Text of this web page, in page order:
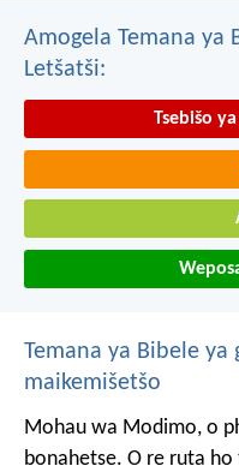
Amogela Temana ya
Letšatši:
Tsebišo
Temana ya Bibele ya
maikemišetšo
Mohau wa Modimo, o
bonahetse. O re ruta